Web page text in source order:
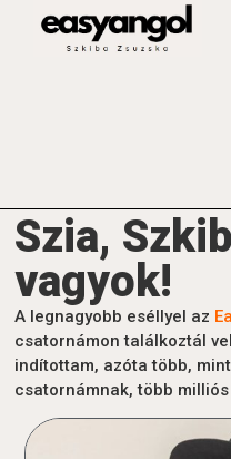
Szia,
vagyok!
A legnagyobb eséllyel az
csatornámon találkoztál
indítottam, azóta több,
csatornámnak, több